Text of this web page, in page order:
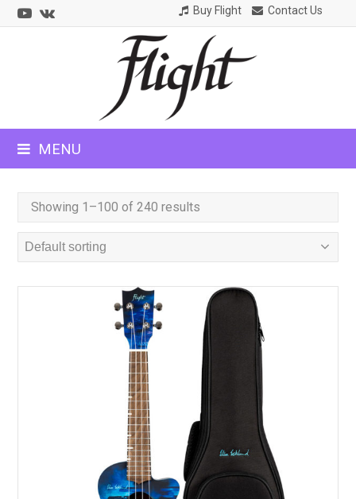
Youtube
VK Buy Flight Contact Us
MENU
Showing 1–100 of 240 results